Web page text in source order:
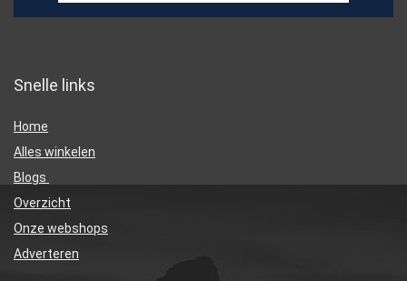
Snelle links
Home
Alles winkelen
Blogs
Overzicht
Onze webshops
Adverteren